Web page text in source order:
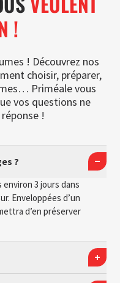
!
! Découvrez nos
choisir, préparer,
Priméale vous
vos questions ne
!
?
3 jours dans
Enveloppées d’un
d’en préserver